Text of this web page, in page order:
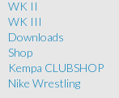
WK II
WK III
Downloads
Shop
Kempa CLUBSHOP
Nike Wrestling